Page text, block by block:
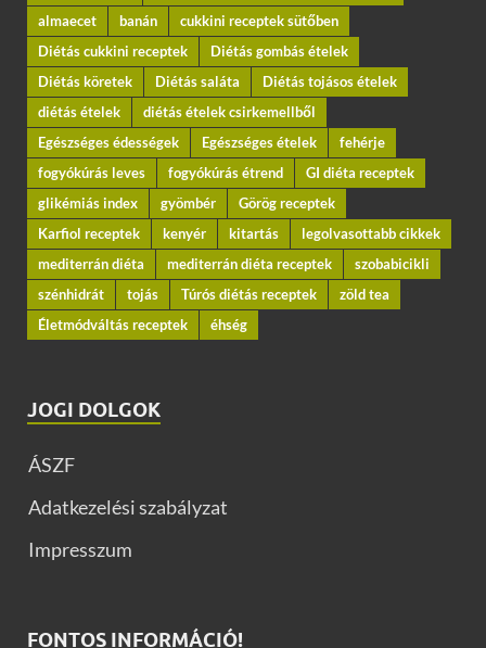
almaecet
banán
cukkini receptek sütőben
Diétás cukkini receptek
Diétás gombás ételek
Diétás köretek
Diétás saláta
Diétás tojásos ételek
diétás ételek
diétás ételek csirkemellből
Egészséges édességek
Egészséges ételek
fehérje
fogyókúrás leves
fogyókúrás étrend
GI diéta receptek
glikémiás index
gyömbér
Görög receptek
Karfiol receptek
kenyér kitartás
legolvasottabb cikkek
mediterrán diéta
mediterrán diéta receptek
szobabicikli
szénhidrát
tojás Túrós diétás receptek
zöld tea
Életmódváltás receptek
éhség
JOGI DOLGOK
ÁSZF
Adatkezelési szabályzat
Impresszum
FONTOS INFORMÁCIÓ!